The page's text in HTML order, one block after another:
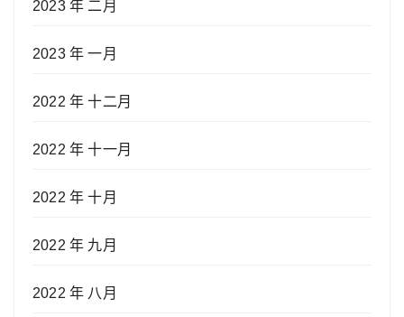
2023 年 二月
2023 年 一月
2022 年 十二月
2022 年 十一月
2022 年 十月
2022 年 九月
2022 年 八月